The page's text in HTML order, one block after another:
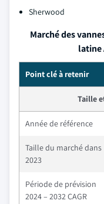
Sherwood
Marché des
latine
Point clé à retenir
Taille
Année de référence
Taille du marché dans
2023
Période de prévision
2024 – 2032 CAGR